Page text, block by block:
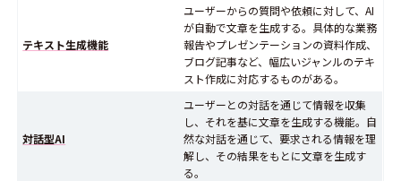
テキスト生成機能
ユーザーからの質問や依頼に対して、AI
が自動で文章を生成する。具体的な業務
報告やプレゼンテーションの資料作成、
ブログ記事など、幅広いジャンルのテキ
スト作成に対応するものがある。
対話型AI
ユーザーとの対話を通じて情報を収集
し、それを基に文章を生成する機能。自
然な対話を通じて、要求される情報を理
解し、その結果をもとに文章を生成す
る。